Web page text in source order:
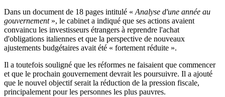
Dans un document de 18 pages intitulé « Analyse d'une année au
gouvernement», le cabinet a indiqué que ses actions avaient
convaincu les investisseurs étrangers à reprendre l'achat
d'obligations italiennes et que la perspective de nouveaux
ajustements budgétaires avait été « fortement réduite ».
Il a toutefois souligné que les réformes ne faisaient que commencer
et que le prochain gouvernement devrait les poursuivre. Il a ajouté
que le nouvel objectif serait la réduction de la pression fiscale,
principalement pour les personnes les plus pauvres.